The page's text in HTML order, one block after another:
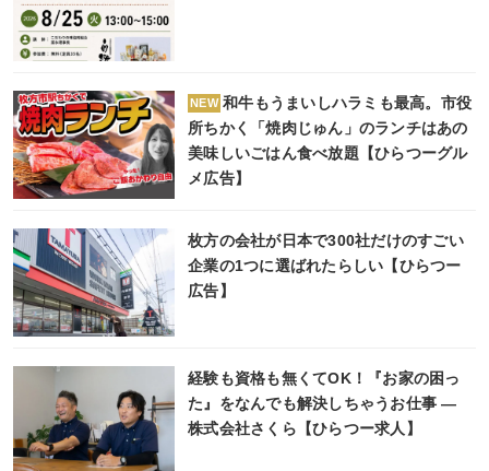
NEW 和牛もうまいしハラミも最高。市役
所ちかく「焼肉じゅん」のランチはあの
美味しいごはん食べ放題【ひらつーグル
メ広告】
枚方の会社が日本で300社だけのすごい
企業の1つに選ばれたらしい【ひらつー
広告】
経験も資格も無くてOK！『お家の困っ
た』をなんでも解決しちゃうお仕事 ―
株式会社さくら【ひらつー求人】